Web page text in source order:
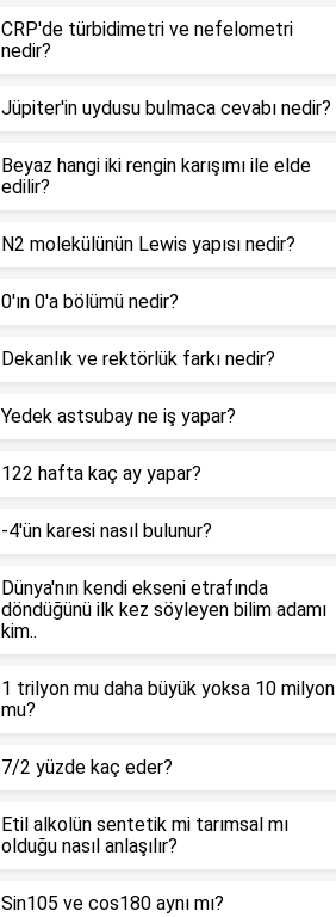
CRP'de türbidimetri ve nefelometri
nedir?
Jüpiter'in uydusu bulmaca cevabı nedir?
Beyaz hangi iki rengin karışımı ile elde
edilir?
N2 molekülünün Lewis yapısı nedir?
0'ın 0'a bölümü nedir?
Dekanlık ve rektörlük farkı nedir?
Yedek astsubay ne iş yapar?
122 hafta kaç ay yapar?
-4'ün karesi nasıl bulunur?
Dünya'nın kendi ekseni etrafında
döndüğünü ilk kez söyleyen bilim adamı
kim..
1 trilyon mu daha büyük yoksa 10 milyon
mu?
7/2 yüzde kaç eder?
Etil alkolün sentetik mi tarımsal mı
olduğu nasıl anlaşılır?
Sin105 ve cos180 aynı mı?